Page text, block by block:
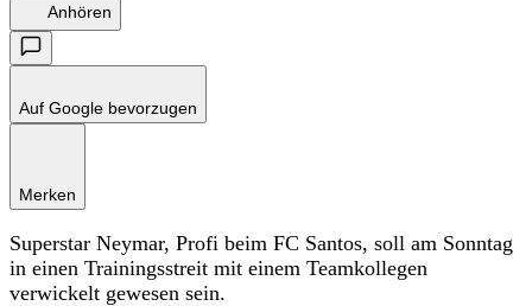
Anhören
Auf Google bevorzugen
Merken
Superstar Neymar, Profi beim FC Santos, soll am Sonntag
in einen Trainingsstreit mit einem Teamkollegen
verwickelt gewesen sein.